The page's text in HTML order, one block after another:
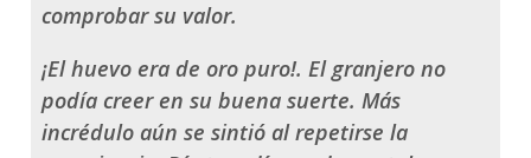
comprobar su valor.
¡El huevo era de oro puro!. El granjero no
podía creer en su buena suerte. Más
incrédulo aún se sintió al repetirse la